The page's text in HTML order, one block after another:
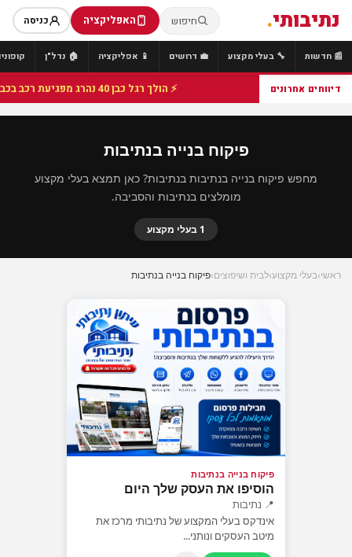
נתיבותי. חיפוש האפליקציה כניסה
📰 חדשות 🔧 בעלי מקצוע 💼 דרושים 📱 אפליקציה 🏠 נדל"ן
דיווחים אחרונים ⚡ הולך רגל כבן 40 נהרג מפגיעת רכב בכביש 25 סמוך לצומת הנשיא, מתנדבי זק"א פועלו בזירה
פיקוח בנייה בנתיבות
מחפש פיקוח בנייה בנתיבות בנתיבות? כאן תמצא בעלי מקצוע
מומלצים בנתיבות והסביבה.
1 בעלי מקצוע
ראשי›בעלי מקצוע›לבית ושיפוצים›פיקוח בנייה בנתיבות
פיקוח בנייה בנתיבות
הוסיפו את העסק שלך היום
📍 נתיבות
אינדקס בעלי המקצוע של נתיבותי מרכז את
מיטב העסקים ונותני...